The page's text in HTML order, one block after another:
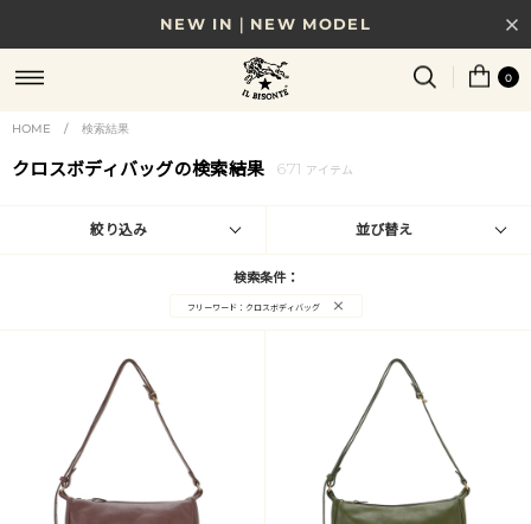
NEW IN｜NEW MODEL
8/17(月)10時まで｜税込11,000円以上で送料無料
贈る相手やシーンから選べる、新しいギフトガイド
NEW IN｜COLOR LEATHER
0
HOME / 検索結果
クロスボディバッグの検索結果 671 アイテム
絞り込み 並び替え
検索条件：
フリーワード：クロスボディバッグ ×